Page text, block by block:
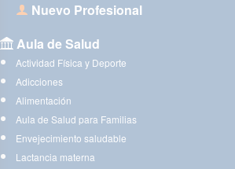
Nuevo Profesional
Aula de Salud
Actividad Física y Deporte
Adicciones
Alimentación
Aula de Salud para Familias
Envejecimiento saludable
Lactancia materna